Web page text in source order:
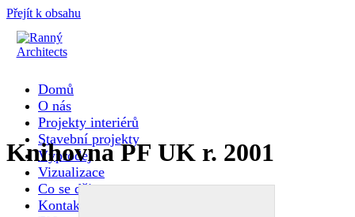
Přejít k obsahu
Domů
O nás
Projekty interiérů
Stavební projekty
Výprodej
Vizualizace
Co se děje
Kontakty
Knihovna PF UK r. 2001